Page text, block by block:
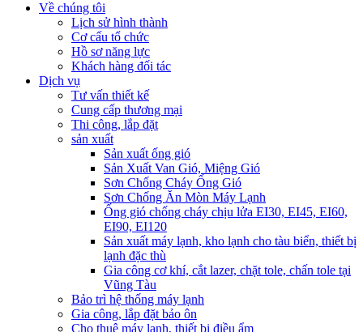
Về chúng tôi
Lịch sử hình thành
Cơ cấu tổ chức
Hồ sơ năng lực
Khách hàng đối tác
Dịch vụ
Tư vấn thiết kế
Cung cấp thương mại
Thi công, lắp đặt
sản xuất
Sản xuất ống gió
Sản Xuất Van Gió, Miệng Gió
Sơn Chống Cháy Ống Gió
Sơn Chống Ăn Mòn Máy Lạnh
Ống gió chống cháy chịu lửa EI30, EI45, EI60,
EI90, EI120
Sản xuất máy lạnh, kho lạnh cho tàu biển, thiết bị
lạnh đặc thù
Gia công cơ khí, cắt lazer, chặt tole, chấn tole tại
Vũng Tàu
Bảo trì hệ thống máy lạnh
Gia công, lắp đặt bảo ôn
Cho thuê máy lạnh, thiết bị điều ẩm